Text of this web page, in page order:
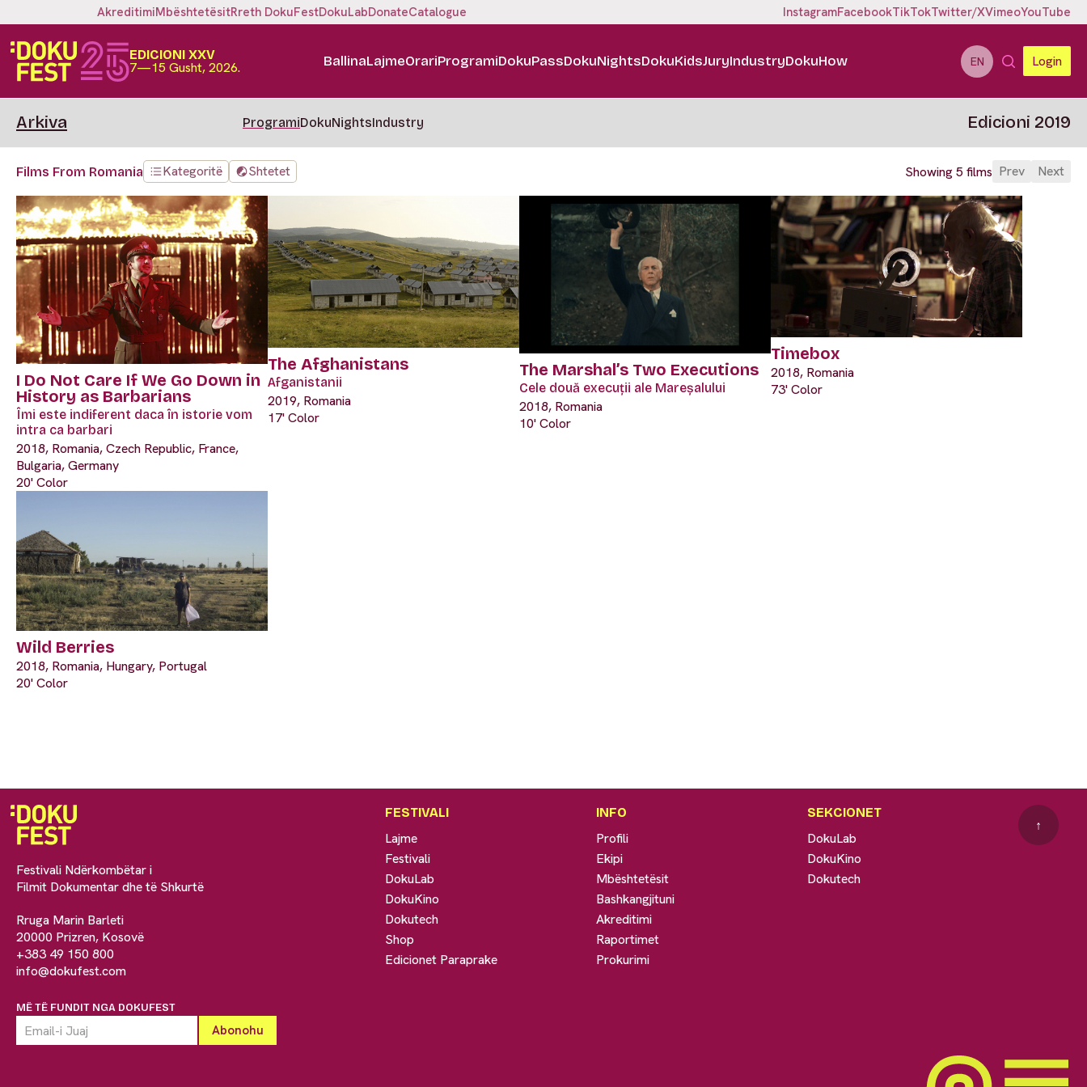
AkreditimiMbështetësitRreth DokuFestDokuLabDonateCatalogue InstagramFacebookTikTokTwitter/XVimeoYouTube
EDICIONI XXV
7—15 Gusht, 2026. BallinaLajmeOrariProgramiDokuPassDokuNightsDokuKidsJuryIndustryDokuHow EN Login
Arkiva ProgramiDokuNightsIndustry Edicioni 2019
Films From Romania Kategoritë Shtetet Showing 5 films Prev Next
I Do Not Care If We Go Down in
History as Barbarians
Îmi este indiferent daca în istorie vom
intra ca barbari
2018, Romania, Czech Republic, France,
Bulgaria, Germany
20' Color
The Afghanistans
Afganistanii
2019, Romania
17' Color
The Marshal’s Two Executions
Cele două execuții ale Mareșalului
2018, Romania
10' Color
Timebox
2018, Romania
73' Color
Wild Berries
2018, Romania, Hungary, Portugal
20' Color
Festivali Ndërkombëtar i
Filmit Dokumentar dhe të Shkurtë
Rruga Marin Barleti
20000 Prizren, Kosovë
+383 49 150 800
info@dokufest.com
MË TË FUNDIT NGA DOKUFEST
FESTIVALI
Lajme
Festivali
DokuLab
DokuKino
Dokutech
Shop
Edicionet Paraprake
INFO
Profili
Ekipi
Mbështetësit
Bashkangjituni
Akreditimi
Raportimet
Prokurimi
SEKCIONET
DokuLab
DokuKino
Dokutech
↑